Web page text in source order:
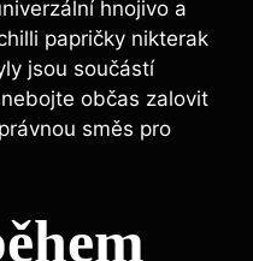
hnojivo a⁤
papričky nikterak‍
jsou součástí
občas zalovit
směs pro